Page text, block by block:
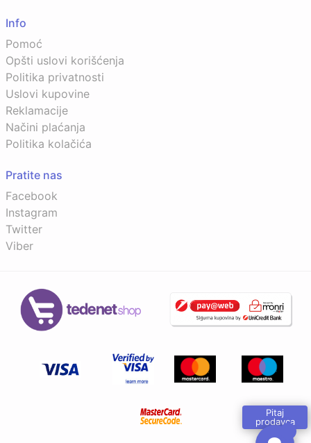
Pitaj
prodavca
Info
Pomoć
Opšti uslovi korišćenja
Politika privatnosti
Uslovi kupovine
Reklamacije
Načini plaćanja
Politika kolačića
Pratite nas
Facebook
Instagram
Twitter
Viber